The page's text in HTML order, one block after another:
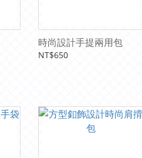
時尚設計手提兩用包
NT$650